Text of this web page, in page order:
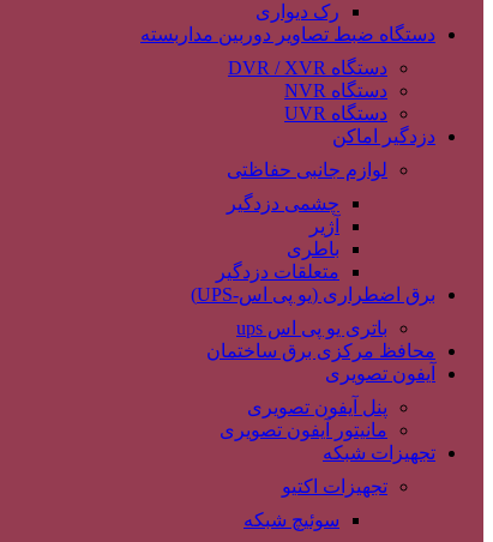
رک دیواری
دستگاه ضبط تصاویر دوربین مداربسته
دستگاه DVR / XVR
دستگاه NVR
دستگاه UVR
دزدگیر اماکن
لوازم جانبی حفاظتی
چشمی دزدگیر
آژیر
باطری
متعلقات دزدگیر
برق اضطراری (یو پی اس-UPS)
باتری یو پی اس ups
محافظ مرکزی برق ساختمان
آیفون تصویری
پنل آیفون تصویری
مانیتور آیفون تصویری
تجهیزات شبکه
تجهیزات اکتیو
سوئیچ شبکه